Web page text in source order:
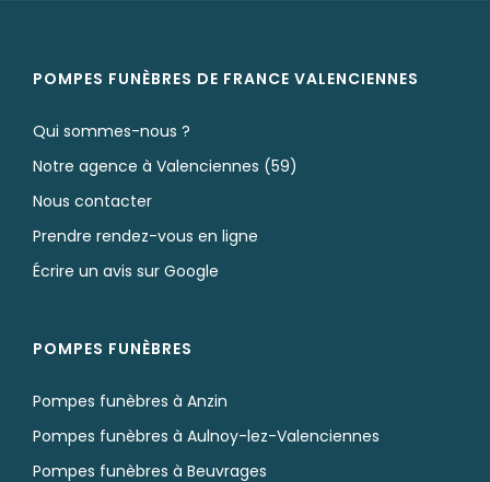
POMPES FUNÈBRES DE FRANCE VALENCIENNES
Qui sommes-nous ?
Notre agence à Valenciennes (59)
Nous contacter
Prendre rendez-vous en ligne
Écrire un avis sur Google
POMPES FUNÈBRES
Pompes funèbres à Anzin
Pompes funèbres à Aulnoy-lez-Valenciennes
Pompes funèbres à Beuvrages